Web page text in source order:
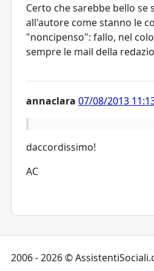
Certo che sarebbe bello se
all'autore come stanno le
"noncipenso": fallo, nel
sempre le mail della
annaclara 07/08/2013
daccordissimo!
AC
2006 - 2026 ©